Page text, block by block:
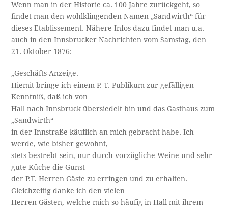
Wenn man in der Historie ca. 100 Jahre zurückgeht, so
findet man den wohlklingenden Namen „Sandwirth“ für
dieses Etablissement. Nähere Infos dazu findet man u.a.
auch in den Innsbrucker Nachrichten vom Samstag, den
21. Oktober 1876:
„Geschäfts-Anzeige.
Hiemit bringe ich einem P. T. Publikum zur gefälligen
Kenntniß, daß ich von
Hall nach Innsbruck übersiedelt bin und das Gasthaus zum
„Sandwirth“
in der Innstraße käuflich an mich gebracht habe. Ich
werde, wie bisher gewohnt,
stets bestrebt sein, nur durch vorzügliche Weine und sehr
gute Küche die Gunst
der P.T. Herren Gäste zu erringen und zu erhalten.
Gleichzeitig danke ich den vielen
Herren Gästen, welche mich so häufig in Hall mit ihrem